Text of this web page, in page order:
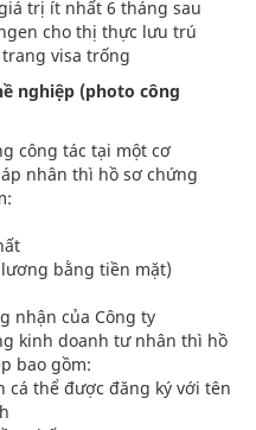
trị ít nhất 6 tháng sau
cho thị thực lưu trú
visa trống
nghiệp (photo công
công tác tại một cơ
nhân thì hồ sơ chứng
bằng tiền mặt)
nhận của Công ty
kinh doanh tư nhân thì hồ
bao gồm:
cá thể được đăng ký với tên